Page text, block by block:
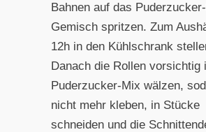
Bahnen auf das
Gemisch spritzen. Zum
12h in den Kühlschrank
Danach die Rollen vorsichtig
Puderzucker-Mix wälzen,
nicht mehr kleben, in Stücke
schneiden und die